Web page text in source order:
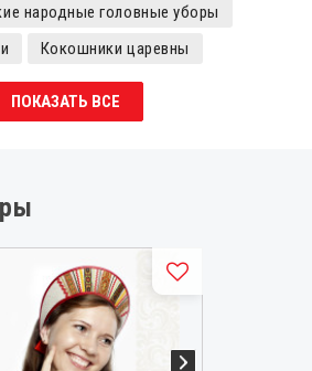
народные головные уборы
Кокошники царевны
Отрада
ПОКАЗАТЬ ВСЕ